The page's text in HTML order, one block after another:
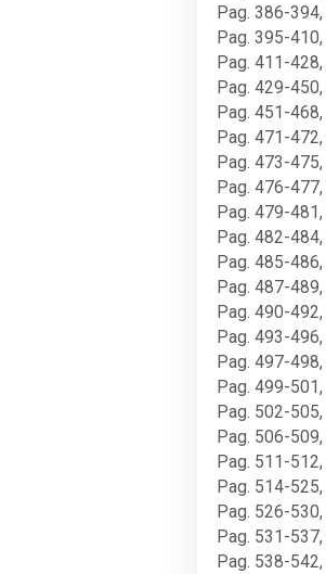
Pag. 386-394,
Pag. 395-410,
Pag. 411-428,
Pag. 429-450,
Pag. 451-468,
Pag. 471-472,
Pag. 473-475,
Pag. 476-477,
Pag. 479-481,
Pag. 482-484,
Pag. 485-486,
Pag. 487-489,
Pag. 490-492,
Pag. 493-496,
Pag. 497-498,
Pag. 499-501,
Pag. 502-505,
Pag. 506-509,
Pag. 511-512,
Pag. 514-525,
Pag. 526-530,
Pag. 531-537,
Pag. 538-542,